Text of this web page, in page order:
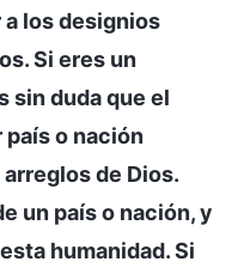
a los designios
Si eres un
sin duda que el
país o nación
de Dios.
un país o nación, y
humanidad. Si